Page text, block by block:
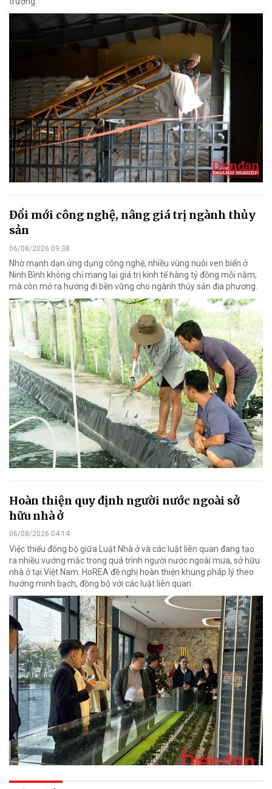
Đổi mới công nghệ, nâng giá trị ngành thủy
sản
06/08/2026 09:38
Nhờ mạnh dạn ứng dụng công nghệ, nhiều vùng nuôi ven biển ở
Ninh Bình không chỉ mang lại giá trị kinh tế hàng tỷ đồng mỗi năm,
mà còn mở ra hướng đi bền vững cho ngành thủy sản địa phương.
Hoàn thiện quy định người nước ngoài sở
hữu nhà ở
06/08/2026 04:14
Việc thiếu đồng bộ giữa Luật Nhà ở và các luật liên quan đang tạo
ra nhiều vướng mắc trong quá trình người nước ngoài mua, sở hữu
nhà ở tại Việt Nam. HoREA đề nghị hoàn thiện khung pháp lý theo
hướng minh bạch, đồng bộ với các luật liên quan.